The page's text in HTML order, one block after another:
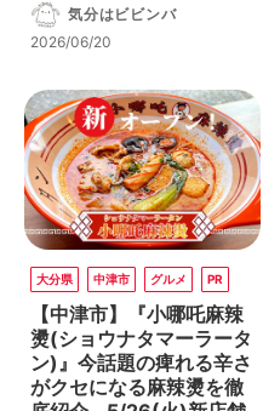
気分はビビンバ
2026/06/20
大分県 中津市 グルメ PR
【中津市】『小哪吒麻辣
燙(ショウナタマーラータ
ン)』今話題の痺れる辛さ
がクセになる麻辣燙を徹